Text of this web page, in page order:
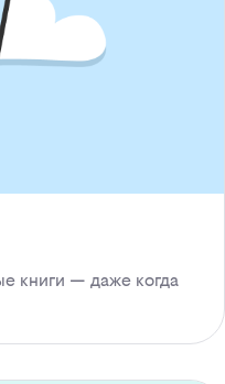
книги — даже когда